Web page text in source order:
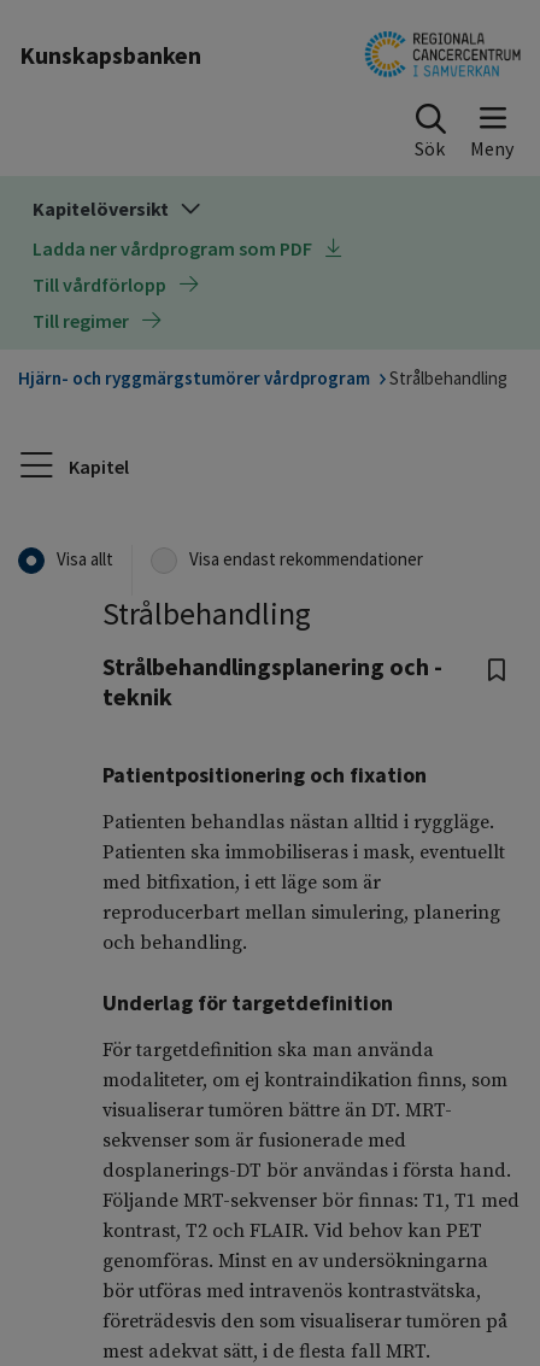
Kunskapsbanken
Sök
Kapitelöversikt
Ladda ner vårdprogram som PDF
Till vårdförlopp
Till regimer
Hjärn- och ryggmärgstumörer vårdprogram Strålbehandling
Kapitel
Visa allt Visa endast rekommendationer
Strålbehandling
Strålbehandlingsplanering och -
teknik
Patientpositionering och fixation
Patienten behandlas nästan alltid i ryggläge.
Patienten ska immobiliseras i mask, eventuellt
med bitfixation, i ett läge som är
reproducerbart mellan simulering, planering
och behandling.
Underlag för targetdefinition
För targetdefinition ska man använda
modaliteter, om ej kontraindikation finns, som
visualiserar tumören bättre än DT. MRT-
sekvenser som är fusionerade med
dosplanerings-DT bör användas i första hand.
Följande MRT-sekvenser bör finnas: T1, T1 med
kontrast, T2 och FLAIR. Vid behov kan PET
genomföras. Minst en av undersökningarna
bör utföras med intravenös kontrastvätska,
företrädesvis den som visualiserar tumören på
mest adekvat sätt, i de flesta fall MRT.